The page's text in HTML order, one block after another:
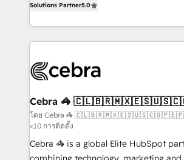
developers, designers, and marketers
aspects of your HubSpot. ✨ 400+ global clients ✨
100+ seamless migrations from 15+
implementations, and 5,000+ pages ✨
CS: 245% organic growth & +751%
full-funnel HubSpot project ✨ CS:
boost with a new HubSpot site Recognized leaders:
🏆 HubSpot Platform Migration
Clutch HubSpot Global Leader 🏆
Solutions Partner5.0
Cebra 🦓
โดย Cebra 🦓
<10 การติดตั้ง
Cebra 🦓 is a global Elite HubSpot